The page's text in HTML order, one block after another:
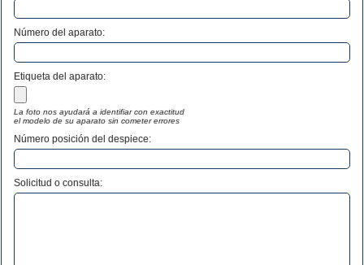
Número del aparato:
Etiqueta del aparato:
La foto nos ayudará a identifiar con exactitud
el modelo de su aparato sin cometer errores
Número posición del despiece:
Solicitud o consulta: